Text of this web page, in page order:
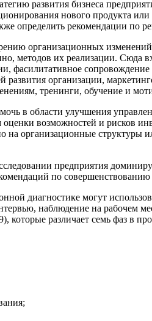
развития бизнеса
нового продукта
определить рекомендации по
организационных
методов их реализации. Сюда
фасилитативное
развития организации,
тренинги, обучение и
в области улучшения
оценки возможностей и рисков
на организационные структуры
предприятия
по
диагностике могут
наблюдение на рабочем
которые различает семь фаз в